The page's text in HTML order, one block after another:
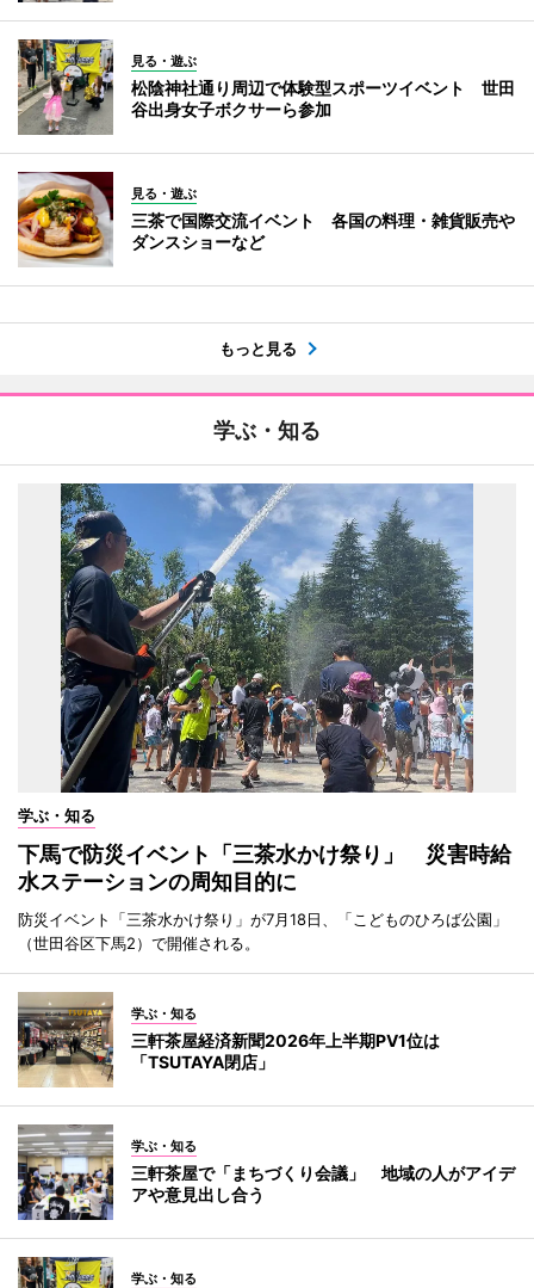
見る・遊ぶ
松陰神社通り周辺で体験型スポーツイベント 世田
谷出身女子ボクサーら参加
見る・遊ぶ
三茶で国際交流イベント 各国の料理・雑貨販売や
ダンスショーなど
もっと見る
学ぶ・知る
学ぶ・知る
下馬で防災イベント「三茶水かけ祭り」 災害時給
水ステーションの周知目的に
防災イベント「三茶水かけ祭り」が7月18日、「こどものひろば公園」
（世田谷区下馬2）で開催される。
学ぶ・知る
三軒茶屋経済新聞2026年上半期PV1位は
「TSUTAYA閉店」
学ぶ・知る
三軒茶屋で「まちづくり会議」 地域の人がアイデ
アや意見出し合う
学ぶ・知る